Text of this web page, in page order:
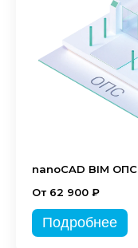
nanoCAD BIM ОПС
От 62 900 ₽
Подробнее